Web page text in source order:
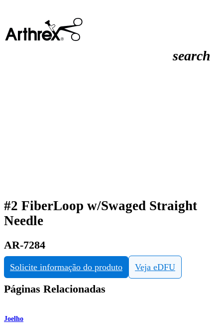
search
#2 FiberLoop w/Swaged Straight
Needle
AR-7284
Solicite informação do produto Veja eDFU
Páginas Relacionadas
Joelho